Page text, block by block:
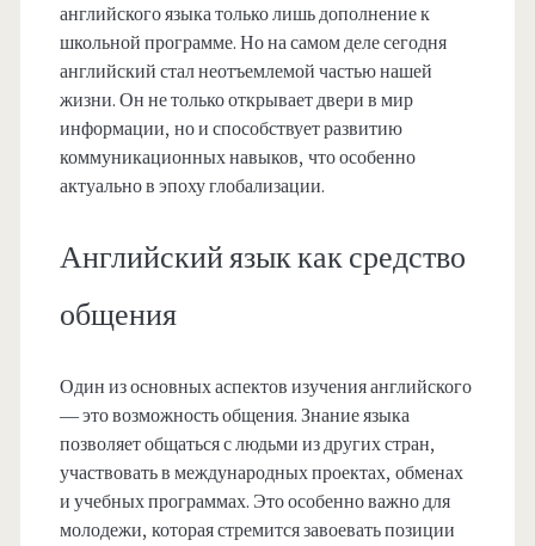
английского языка только лишь дополнение к
школьной программе. Но на самом деле сегодня
английский стал неотъемлемой частью нашей
жизни. Он не только открывает двери в мир
информации, но и способствует развитию
коммуникационных навыков, что особенно
актуально в эпоху глобализации.
Английский язык как средство
общения
Один из основных аспектов изучения английского
— это возможность общения. Знание языка
позволяет общаться с людьми из других стран,
участвовать в международных проектах, обменах
и учебных программах. Это особенно важно для
молодежи, которая стремится завоевать позиции